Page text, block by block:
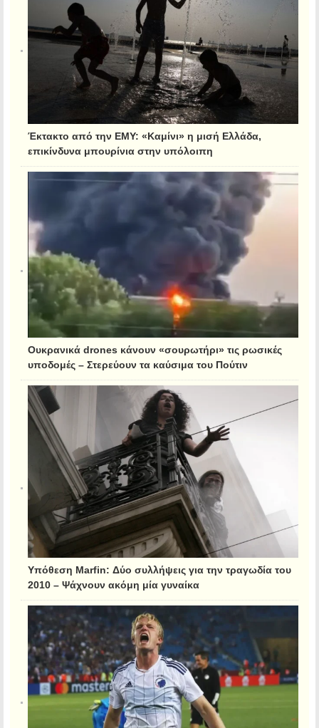
Έκτακτο από την ΕΜΥ: «Καμίνι» η μισή Ελλάδα,
επικίνδυνα μπουρίνια στην υπόλοιπη
Ουκρανικά drones κάνουν «σουρωτήρι» τις ρωσικές
υποδομές – Στερεύουν τα καύσιμα του Πούτιν
Υπόθεση Marfin: Δύο συλλήψεις για την τραγωδία του
2010 – Ψάχνουν ακόμη μία γυναίκα